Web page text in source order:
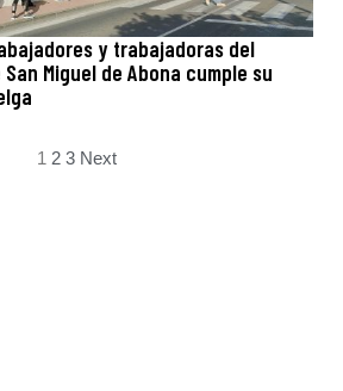
y trabajadoras del
Miguel de Abona cumple su
1 2 3 Next